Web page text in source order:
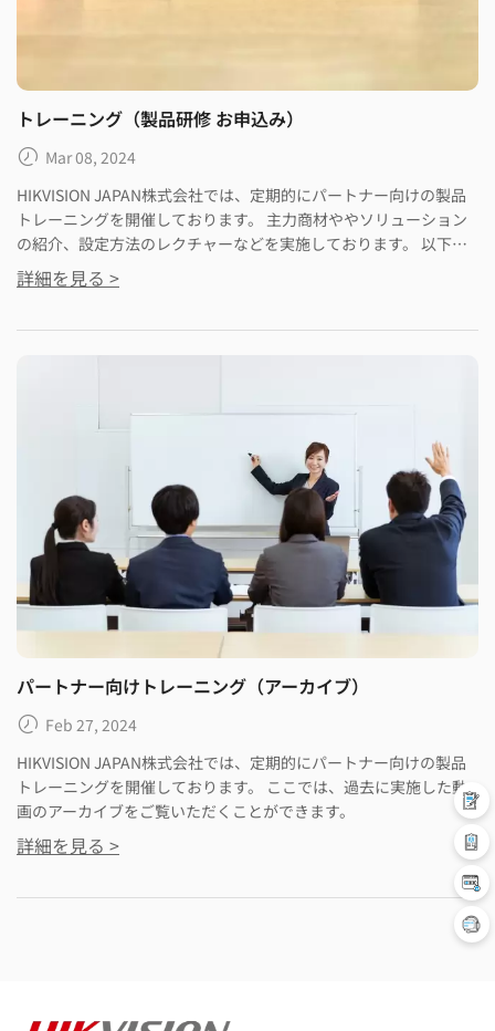
トレーニング（製品研修 お申込み）
Mar 08, 2024
HIKVISION JAPAN株式会社では、定期的にパートナー向けの製品
トレーニングを開催しております。 主力商材ややソリューション
の紹介、設定方法のレクチャーなどを実施しております。 以下の
ＰＤＦ内容をご確認いただき、お申込みをお願いします。
詳細を見る >
パートナー向けトレーニング（アーカイブ）
Feb 27, 2024
HIKVISION JAPAN株式会社では、定期的にパートナー向けの製品
トレーニングを開催しております。 ここでは、過去に実施した動
画のアーカイブをご覧いただくことができます。
詳細を見る >